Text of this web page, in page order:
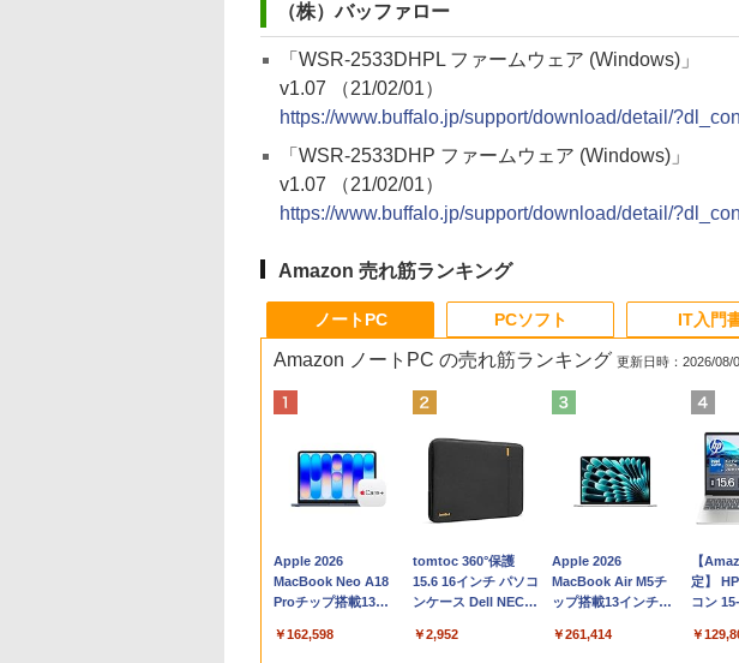
（株）バッファロー
「WSR-2533DHPL ファームウェア (Windows)」
v1.07 （21/02/01）
https://www.buffalo.jp/support/download/detail/
「WSR-2533DHP ファームウェア (Windows)」
v1.07 （21/02/01）
https://www.buffalo.jp/support/download/detail/
Amazon 売れ筋ランキング
ノートPC
Amazon ノートPC の売れ筋ランキング 更新日時：2026/08/
Apple 2026
MacBook Neo A18
Proチップ搭載13イ
AIとApple
￥162,598
tomtoc 360°保護
15.6 16インチ パソコ
ンケース Dell NEC
dynabook Lenovo
￥2,952
Apple 2026
MacBook Air M5チ
ップ搭載13インチノ
Apple Intelligence、
￥261,414
【
定】
コン
512GB
￥
PCソフト IT入門